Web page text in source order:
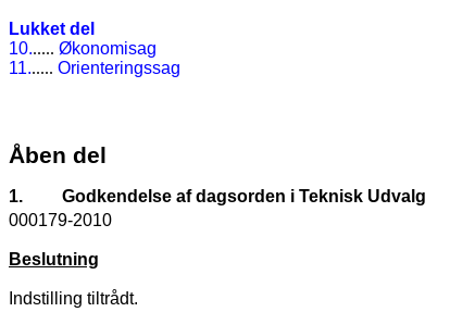
Lukket del
10...... Økonomisag
11...... Orienteringssag
Åben del
1.
Godkendelse af dagsorden i Teknisk Udvalg
000179-2010
Beslutning
Indstilling tiltrådt.